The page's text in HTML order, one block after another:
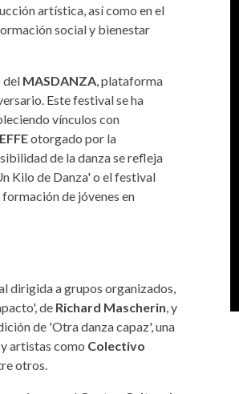
artística, así como en el
social y bienestar
del MASDANZA , plataforma
Este festival se ha
vínculos con
EFFEotorgado por la
de la danza se refleja
Kilo de Danza' o el festival
formación de jóvenes en
dirigida a grupos organizados,
de Richard Mascherin , y
de 'Otra danza capaz', una
artistas como Colectivo
otros.